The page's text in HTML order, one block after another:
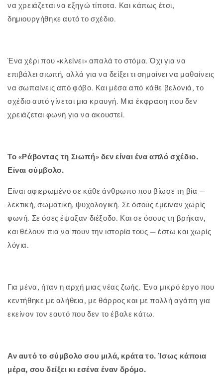
να χρειάζεται να εξηγώ τίποτα. Και κάπως έτσι,
δημιουργήθηκε αυτό το σχέδιο.
Ένα χέρι που «κλείνει» απαλά το στόμα. Όχι για να
επιβάλει σιωπή, αλλά για να δείξει τι σημαίνει να μαθαίνεις
να σωπαίνεις από φόβο. Και μέσα από κάθε βελονιά, το
σχέδιο αυτό γίνεται μια κραυγή. Μια έκφραση που δεν
χρειάζεται φωνή για να ακουστεί.
Το «Ράβοντας τη Σιωπή» δεν είναι ένα απλό σχέδιο.
Είναι σύμβολο.
Είναι αφιερωμένο σε κάθε άνθρωπο που βίωσε τη βία —
λεκτική, σωματική, ψυχολογική. Σε όσους έμειναν χωρίς
φωνή. Σε όσες έψαξαν διέξοδο. Και σε όσους τη βρήκαν,
και θέλουν πια να πουν την ιστορία τους — έστω και χωρίς
λόγια.
Για μένα, ήταν η αρχή μιας νέας ζωής. Ένα μικρό έργο που
κεντήθηκε με αλήθεια, με θάρρος και με πολλή αγάπη για
εκείνον τον εαυτό που δεν το έβαλε κάτω.
Αν αυτό το σύμβολο σου μιλά, κράτα το. Ίσως κάποια
μέρα, σου δείξει κι εσένα έναν δρόμο.